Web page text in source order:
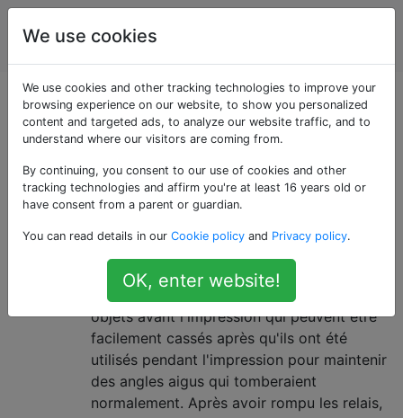
impression
en 3D
Questions marquées
«support-structures»
7
Que puis-je utiliser pour «poncer»
mes impressions ABS?
filament ABS. Le logiciel que j'utilise
générera des supports verticaux pour mes
objets avant l'impression qui peuvent être
facilement cassés après qu'ils ont été
utilisés pendant l'impression pour maintenir
des angles aigus qui tomberaient
normalement. Après avoir rompu les relais,
We use cookies
We use cookies and other tracking technologies to improve your
browsing experience on our website, to show you personalized
content and targeted ads, to analyze our website traffic, and to
understand where our visitors are coming from.
By continuing, you consent to our use of cookies and other
tracking technologies and affirm you're at least 16 years old or
have consent from a parent or guardian.
You can read details in our Cookie policy and Privacy policy.
OK, enter website!